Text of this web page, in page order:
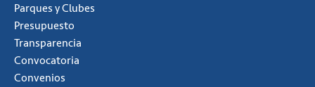
Parques y Clubes
Presupuesto
Transparencia
Convocatoria
Convenios